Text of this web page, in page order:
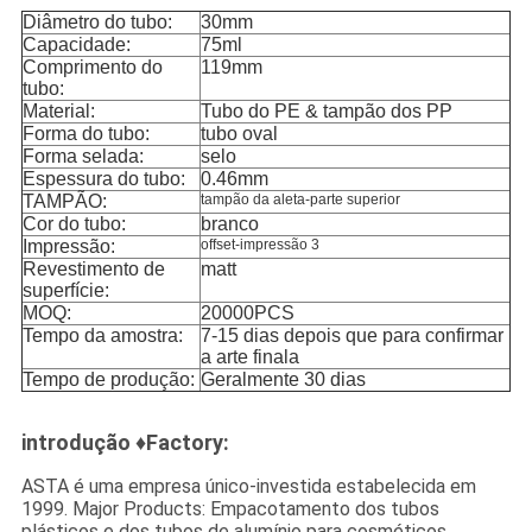
Diâmetro do tubo:
30mm
Capacidade:
75ml
Comprimento do
tubo:
119mm
Material:
Tubo do PE & tampão dos PP
Forma do tubo:
tubo oval
Forma selada:
selo
Espessura do tubo:
0.46mm
TAMPÃO:
tampão da aleta-parte superior
Cor do tubo:
branco
Impressão:
offset-impressão 3
Revestimento de
superfície:
matt
MOQ:
20000PCS
Tempo da amostra:
7-15 dias depois que para confirmar
a arte finala
Tempo de produção: Geralmente 30 dias
introdução ♦Factory:
ASTA é uma empresa único-investida estabelecida em
1999. Major Products: Empacotamento dos tubos